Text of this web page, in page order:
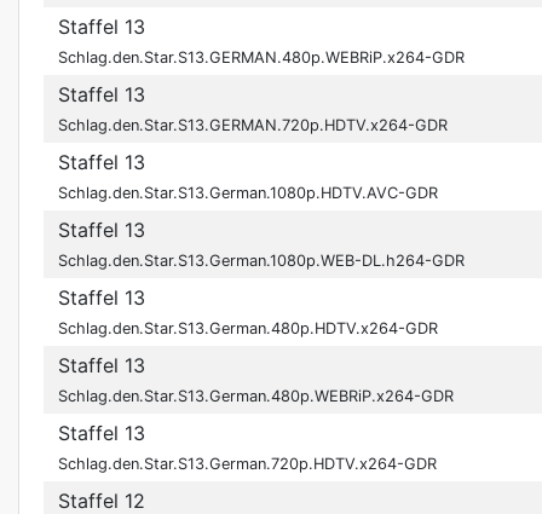
Staffel 13
Schlag.den.Star.S13.GERMAN.480p.WEBRiP.x264-GDR
Staffel 13
Schlag.den.Star.S13.GERMAN.720p.HDTV.x264-GDR
Staffel 13
Schlag.den.Star.S13.German.1080p.HDTV.AVC-GDR
Staffel 13
Schlag.den.Star.S13.German.1080p.WEB-DL.h264-GDR
Staffel 13
Schlag.den.Star.S13.German.480p.HDTV.x264-GDR
Staffel 13
Schlag.den.Star.S13.German.480p.WEBRiP.x264-GDR
Staffel 13
Schlag.den.Star.S13.German.720p.HDTV.x264-GDR
Staffel 12